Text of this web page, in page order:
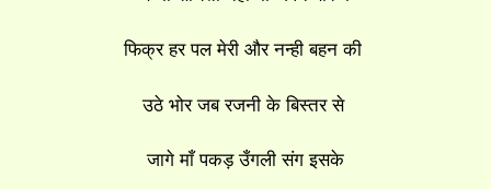
फिक्र हर पल मेरी और नन्ही बहन की
उठे भोर जब रजनी के बिस्तर से
जागे माँ पकड़ उँगली संग इसके